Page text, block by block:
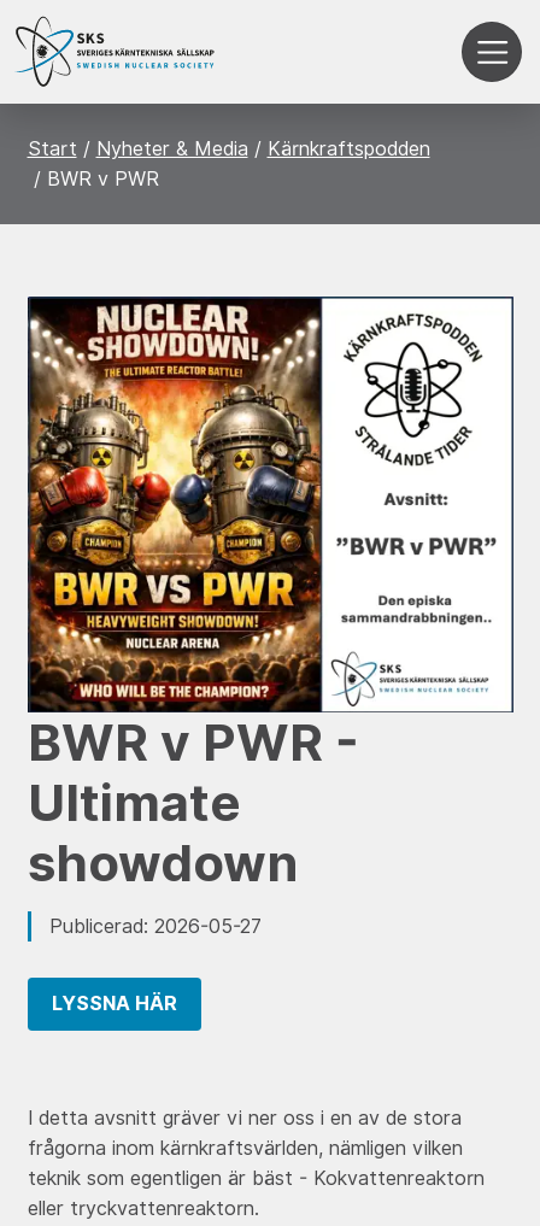
Start Nyheter & Media
Kärnkraftspodden
BWR v PWR
BWR v PWR -
Ultimate
showdown
Publicerad: 2026-05-27
LYSSNA HÄR
I detta avsnitt gräver vi ner oss i en av de stora
frågorna inom kärnkraftsvärlden, nämligen vilken
teknik som egentligen är bäst - Kokvattenreaktorn
eller tryckvattenreaktorn.